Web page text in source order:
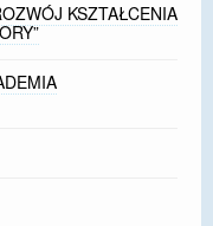
ROZWÓJ
MIASTA
KSZTAŁCENIA